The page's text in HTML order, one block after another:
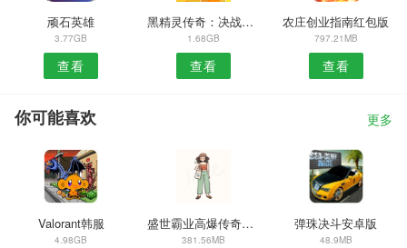
顽石英雄
3.77GB
查看
黑精灵传奇：决战地牢
1.68GB
查看
农庄创业指南红包版
797.21MB
查看
你可能喜欢 更多
Valorant韩服
4.98GB
盛世霸业高爆传奇游戏
381.56MB
弹珠决斗安卓版
48.9MB